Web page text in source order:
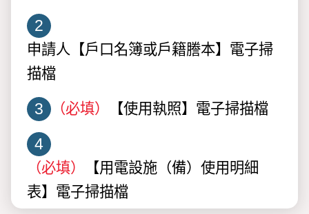
2
申請人【戶口名簿或戶籍謄本】電子掃
描檔
3 （必填） 【使用執照】電子掃描檔
4
（必填）
【用電設施（備）使用明細
表】電子掃描檔